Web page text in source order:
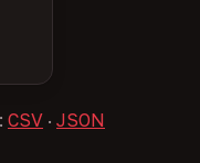
CSV · JSON